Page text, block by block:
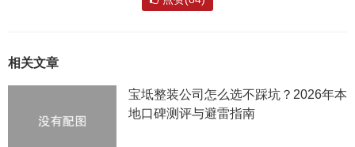
相关文章
宝坻整装公司怎么选不踩坑？2026年本
地口碑测评与避雷指南